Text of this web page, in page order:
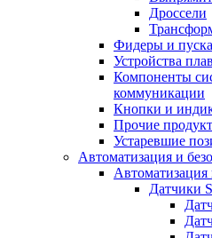
Дроссели
Фидеры и
Устройства
Компоненты
коммуникации
Кнопки и
Прочие
Устаревшие
Автоматизация и
Датчики